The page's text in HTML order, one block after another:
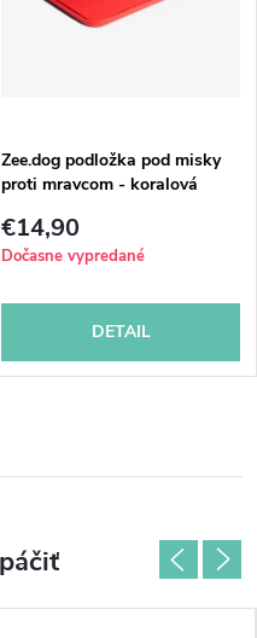
Zee.dog podložka pod misky
proti mravcom - koralová
€14,90
Dočasne vypredané
DETAIL